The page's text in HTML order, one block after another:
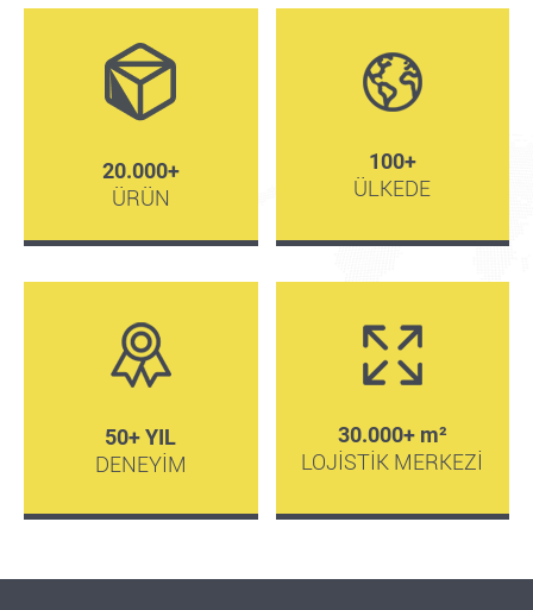
20.000+
ÜRÜN
100+
ÜLKEDE
50+ YIL
DENEYİM
30.000+ m²
LOJİSTİK MERKEZİ